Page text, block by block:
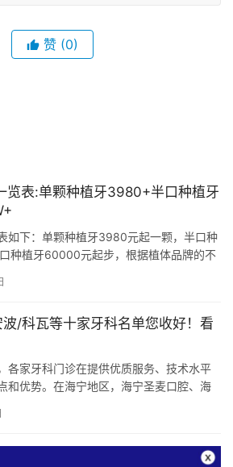
赞 (0)
览表:单颗种植牙3980+半口种植牙
如下：单颗种植牙3980元起一颗，半口种
种植牙60000元起步，根据植体品牌的不
/科瓦等十家牙科名单您收好！看
各家牙科门诊在提供优质服务、技术水平
和优势。在海宁地区，海宁圣麦口腔、海